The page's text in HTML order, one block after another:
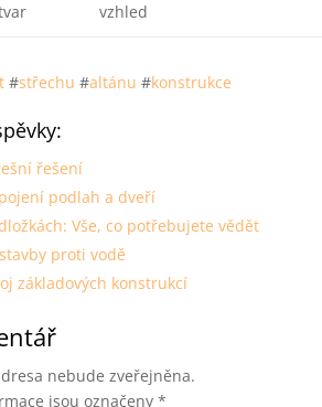
vzhled
#střechu #altánu #konstrukce
řešení
podlah a dveří
Vše, co potřebujete vědět
proti vodě
základových konstrukcí
nebude zveřejněna.
jsou označeny *